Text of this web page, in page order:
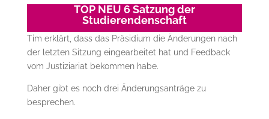
TOP NEU 6 Satzung der
Studierendenschaft
Tim erklärt, dass das Präsidium die Änderungen nach
der letzten Sitzung eingearbeitet hat und Feedback
vom Justiziariat bekommen habe.
Daher gibt es noch drei Änderungsanträge zu
besprechen.